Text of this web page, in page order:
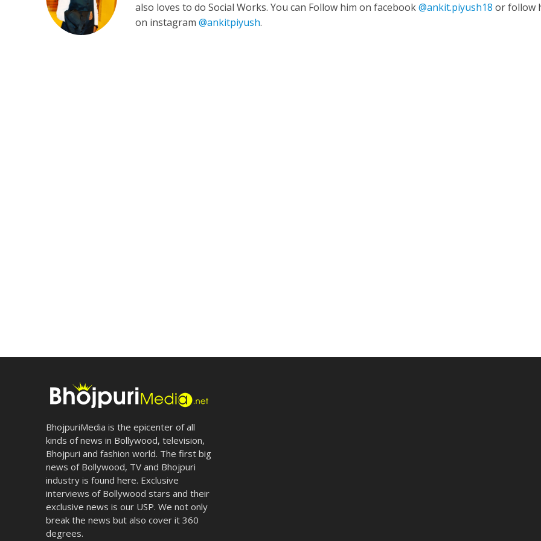
also loves to do Social Works. You can Follow him on facebook@ankit.piyush18 or follow
on instagram@ankitpiyush.
BhojpuriMedia is the epicenter of all
kinds of news in Bollywood, television,
Bhojpuri and fashion world. The first big
news of Bollywood, TV and Bhojpuri
industry is found here. Exclusive
interviews of Bollywood stars and their
exclusive news is our USP. We not only
break the news but also cover it 360
degrees.